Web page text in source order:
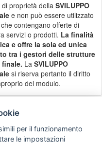
proprietà dellaSVILUPPO
e non può essere utilizzato
contengano offerte di
servizi o prodotti. La finalità
e offre la sola ed unica
tra i gestori delle strutture
La SVILUPPO
si riserva pertanto il diritto
del modulo.
Scrivici
per il funzionamento
le impostazioni